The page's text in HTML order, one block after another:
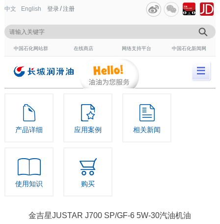
中文 English 登录/注册
中国石化网站群 在线商店 网络支持平台 中国石化新闻网
产品详细 应用案例 相关新闻
使用知识 购买
金吉星JUSTAR J700 SP/GF-6 5W-30汽油机油